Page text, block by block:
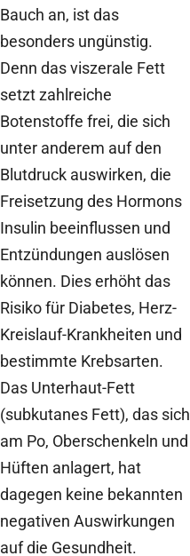
Bauch an, ist das
besonders ungünstig.
Denn das viszerale Fett
setzt zahlreiche
Botenstoffe frei, die sich
unter anderem auf den
Blutdruck auswirken, die
Freisetzung des Hormons
Insulin beeinflussen und
Entzündungen auslösen
können. Dies erhöht das
Risiko für Diabetes, Herz-
Kreislauf-Krankheiten und
bestimmte Krebsarten.
Das Unterhaut-Fett
(subkutanes Fett), das sich
am Po, Oberschenkeln und
Hüften anlagert, hat
dagegen keine bekannten
negativen Auswirkungen
auf die Gesundheit.